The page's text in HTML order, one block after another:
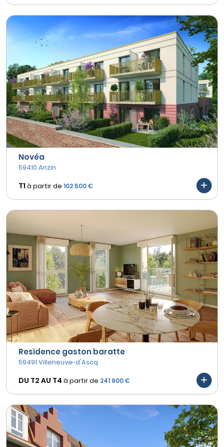
Novéa
59410 Anzin
T1 à partir de 102 500 €
Residence gaston baratte
59491 Villeneuve-d'Ascq
DU T2 AU T4 à partir de 241 900 €